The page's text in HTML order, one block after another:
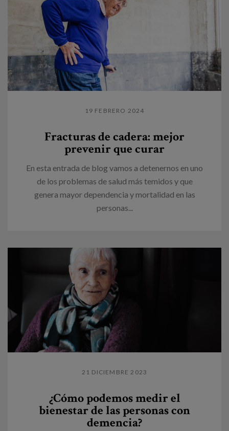
19 FEBRERO 2024
Fracturas de cadera: mejor
prevenir que curar
En esta entrada de blog vamos a detenernos en uno
de los problemas de salud más temidos y que
genera mayor dependencia y mortalidad en las
personas...
21 DICIEMBRE 2023
¿Cómo podemos medir el
bienestar de las personas con
demencia?